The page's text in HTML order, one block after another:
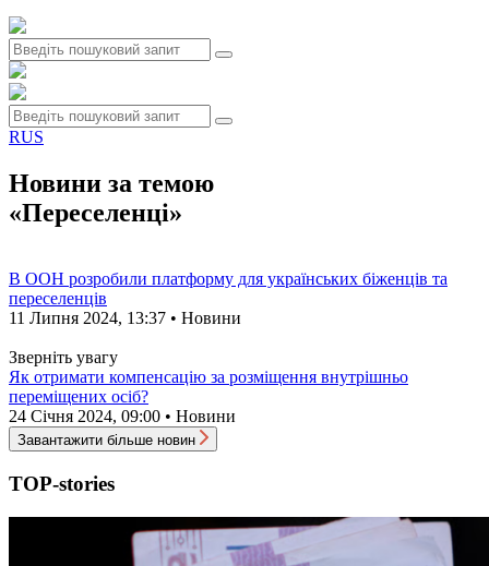
RUS
Новини за темою
«Переселенці»
В ООН розробили платформу для українських біженців та
переселенців
11 Липня 2024, 13:37 • Новини
Зверніть увагу
Як отримати компенсацію за розміщення внутрішньо
переміщених осіб?
24 Січня 2024, 09:00 • Новини
Завантажити більше новин
TOP-stories